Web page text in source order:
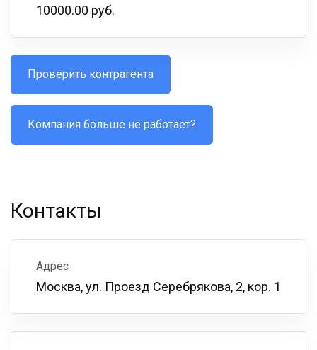
10000.00 руб.
Проверить контрагента
Компания больше не работает?
Контакты
Адрес
Москва, ул. Проезд Серебрякова, 2, кор. 1